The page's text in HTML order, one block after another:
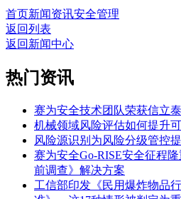
首页新闻资讯安全管理
返回列表
返回新闻中心
热门资讯
赛为安全技术团队荣获信立
机械领域风险评估如何提升
风险源识别为风险分级管控
赛为安全Go-RISE安全征程
前调查》解决方案
工信部印发《民用爆炸物品